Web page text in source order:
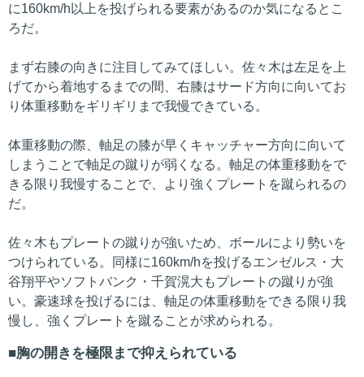
に160km/h以上を投げられる要素があるのか気になるとこ
ろだ。
まず右膝の向きに注目してみてほしい。佐々木は左足を上
げてから着地するまでの間、右膝はサード方向に向いてお
り体重移動をギリギリまで我慢できている。
体重移動の際、軸足の膝が早くキャッチャー方向に向いて
しまうことで軸足の蹴りが弱くなる。軸足の体重移動をで
きる限り我慢することで、より強くプレートを蹴られるの
だ。
佐々木もプレートの蹴りが強いため、ボールにより勢いを
つけられている。同様に160km/hを投げるエンゼルス・大
谷翔平やソフトバンク・千賀滉大もプレートの蹴りが強
い。豪速球を投げるには、軸足の体重移動をできる限り我
慢し、強くプレートを蹴ることが求められる。
胸の開きを極限まで抑えられている